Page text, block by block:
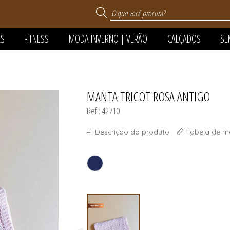
TODOS DE MODA
TODOS DE PIJAMAS
FITNESS
TODOS DE FITNESS
MODA INVERNO | VERÃO
TODOS DE MODA INVERNO
CALÇADOS
TODOS DE CALÇADOS
TODOS DE SEMIJOIAS
TODOS DE SUPER
MANTA TRICOT ROSA ANTIGO
Ref.: 42710
Descrição do produto Tabela de